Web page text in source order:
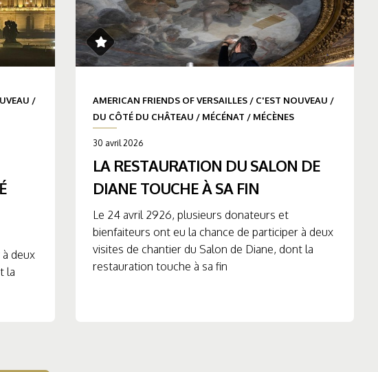
/
deux
la
AMERICAN FRIENDS OF VERSAILLES / C'EST NOUVEAU /
DU CÔTÉ DU CHÂTEAU / MÉCÉNAT / MÉCÈNES
30 avril 2026
LA RESTAURATION DU SALON DE
DIANE TOUCHE À SA FIN
Le 24 avril 2926, plusieurs donateurs et
bienfaiteurs ont eu la chance de participer à deux
visites de chantier du Salon de Diane, dont la
restauration touche à sa fin